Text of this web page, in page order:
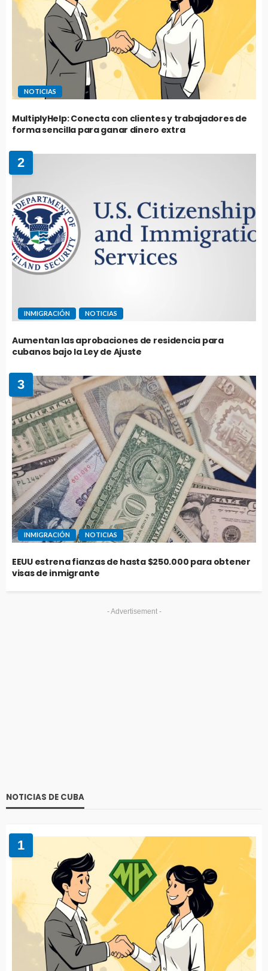
NOTICIAS
MultiplyHelp: Conecta con clientes y trabajadores de
forma sencilla para ganar dinero extra
2
INMIGRACIÓN NOTICIAS
Aumentan las aprobaciones de residencia para
cubanos bajo la Ley de Ajuste
3
INMIGRACIÓN NOTICIAS
EEUU estrena fianzas de hasta $250.000 para obtener
visas de inmigrante
- Advertisement -
NOTICIAS DE CUBA
1